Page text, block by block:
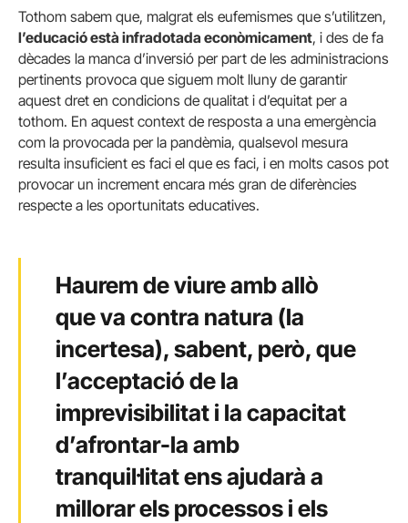
Tothom sabem que, malgrat els eufemismes que s’utilitzen,
l’educació està infradotada econòmicament, i des de fa
dècades la manca d’inversió per part de les administracions
pertinents provoca que siguem molt lluny de garantir
aquest dret en condicions de qualitat i d’equitat per a
tothom. En aquest context de resposta a una emergència
com la provocada per la pandèmia, qualsevol mesura
resulta insuficient es faci el que es faci, i en molts casos pot
provocar un increment encara més gran de diferències
respecte a les oportunitats educatives.
Haurem de viure amb allò
que va contra natura (la
incertesa), sabent, però, que
l’acceptació de la
imprevisibilitat i la capacitat
d’afrontar-la amb
tranquil·litat ens ajudarà a
millorar els processos i els